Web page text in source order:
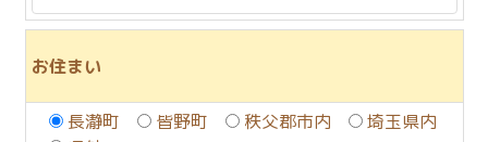
お住まい
長瀞町 皆野町 秩父郡市内
埼玉県内